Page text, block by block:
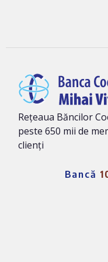
Rețeaua Băncilor
peste 650 mii de
clienți
Bancă